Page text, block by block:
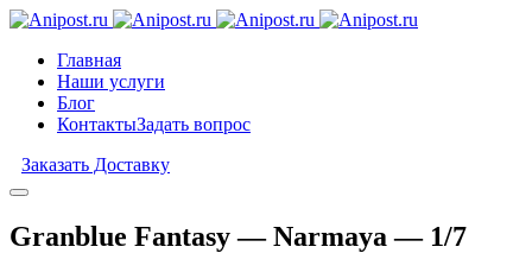
Главная
Наши услуги
Блог
КонтактыЗадать вопрос
Заказать Доставку
Granblue Fantasy — Narmaya — 1/7